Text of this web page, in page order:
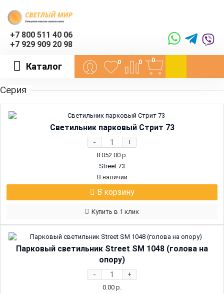
+7 800 511 40 06
+7 929 909 20 98
Каталог 0 0 0
Серия
Светильник парковый Стрит 73
- +
8 052.00 р.
Street 73
В наличии
В корзину
Купить в 1 клик
Парковый светильник Street SM 1048 (голова на
опору)
- +
0.00 р.